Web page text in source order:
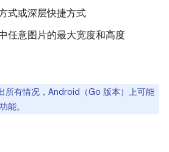
式或深层快捷方式
任意图片的最大宽度和高度
所有情况，Android（Go 版本）上可能
能。